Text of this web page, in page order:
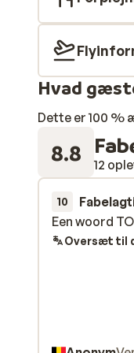
Hvad
Dette er 100 %
8.8 12
10
Een woord
Een woord
Oversæt til